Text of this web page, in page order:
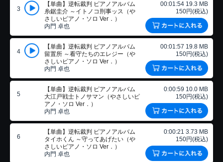
3
【単曲】逆転裁判 ピアノアルバム
糸鋸圭介 ～イトノコ刑事ッス（や
さしいピアノ・ソロ Ver．）
内門 卓也
00:01:54 19.3 MB
150円(税込)
4
【単曲】逆転裁判 ピアノアルバム
留置所 ～看守たちのエレジー（や
さしいピアノ・ソロ Ver．）
内門 卓也
00:01:57 19.8 MB
150円(税込)
5
【単曲】逆転裁判 ピアノアルバム
大江戸戦士トノサマン（やさしいピ
アノ・ソロ Ver．）
内門 卓也
0:00:59 10.0 MB
150円(税込)
6
【単曲】逆転裁判 ピアノアルバム
タイホくん ～守ってあげたい（や
さしいピアノ・ソロ Ver．）
内門 卓也
0:00:21 3.73 MB
150円(税込)